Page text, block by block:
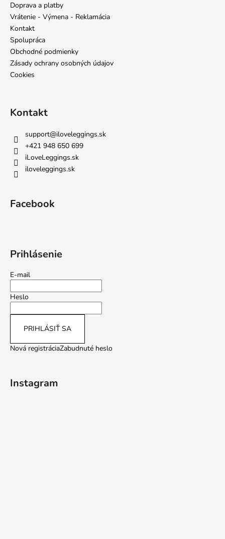
Doprava a platby
Vrátenie - Výmena - Reklamácia
Kontakt
Spolupráca
Obchodné podmienky
Zásady ochrany osobných údajov
Cookies
Kontakt
support@iloveleggings.sk
+421 948 650 699
iLoveLeggings.sk
iloveleggings.sk
Facebook
Prihlásenie
E-mail
Heslo
PRIHLÁSIŤ SA
Nová registráciaZabudnuté heslo
Instagram